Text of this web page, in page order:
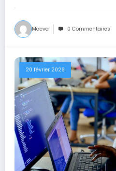
Maeva 0 Commentaires
20 février 2026